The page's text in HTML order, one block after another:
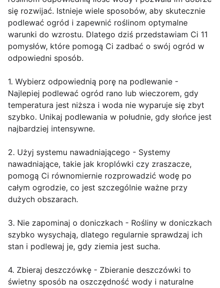
się rozwijać. Istnieje wiele sposobów, aby skutecznie
podlewać ogród i zapewnić roślinom optymalne
warunki do wzrostu. Dlatego dziś przedstawiam Ci 11
pomysłów, które pomogą Ci zadbać o swój ogród w
odpowiedni sposób.
1. Wybierz odpowiednią porę na podlewanie -
Najlepiej podlewać ogród rano lub wieczorem, gdy
temperatura jest niższa i woda nie wyparuje się zbyt
szybko. Unikaj podlewania w południe, gdy słońce jest
najbardziej intensywne.
2. Użyj systemu nawadniającego - Systemy
nawadniające, takie jak kroplówki czy zraszacze,
pomogą Ci równomiernie rozprowadzić wodę po
całym ogrodzie, co jest szczególnie ważne przy
dużych obszarach.
3. Nie zapominaj o doniczkach - Rośliny w doniczkach
szybko wysychają, dlatego regularnie sprawdzaj ich
stan i podlewaj je, gdy ziemia jest sucha.
4. Zbieraj deszczówkę - Zbieranie deszczówki to
świetny sposób na oszczędność wody i naturalne